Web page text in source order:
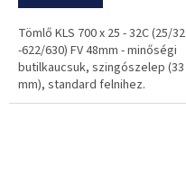
Tömlő KLS 700 x 25 - 32C (25/32
-622/630) FV 48mm - minőségi
butilkaucsuk, szingószelep (33
mm), standard felnihez.